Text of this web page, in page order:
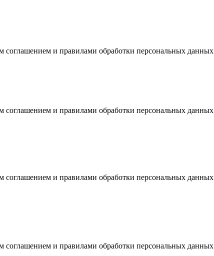
соглашением и правилами обработки персональных данных
соглашением и правилами обработки персональных данных
соглашением и правилами обработки персональных данных
соглашением и правилами обработки персональных данных